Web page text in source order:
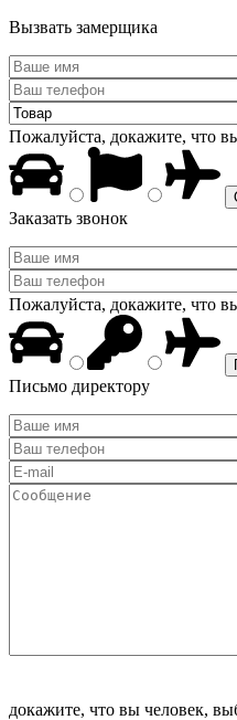
Вызвать замерщика
Пожалуйста, докажите, что
Заказать звонок
Пожалуйста, докажите, что
Письмо директору
докажите, что вы человек,